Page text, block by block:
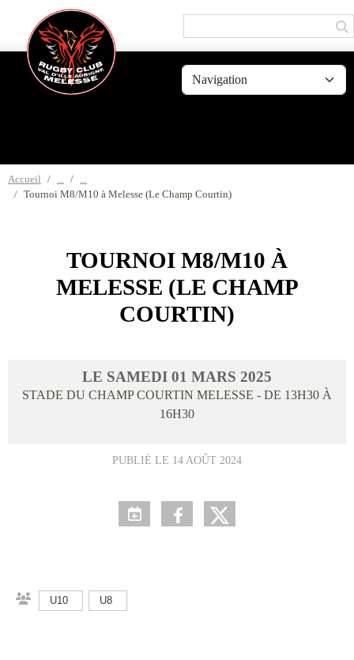
Accueil
Tournoi M8/M10 à Melesse (Le Champ Courtin)
TOURNOI M8/M10 À
MELESSE (LE CHAMP
COURTIN)
LE SAMEDI 01 MARS 2025
STADE DU CHAMP COURTIN MELESSE - DE 13H30 À
16H30
PUBLIÉ LE 14 AOÛT 2024
U10 U8
Panneau de gestion des cookies